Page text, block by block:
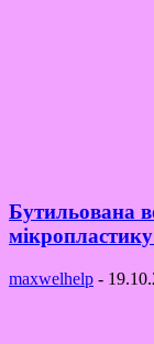
Бутильована
maxwelhelp -